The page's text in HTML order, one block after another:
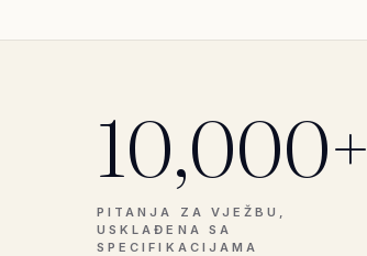
10,000+
PITANJA ZA VJEŽBU,
USKLAĐENA SA
SPECIFIKACIJAMA